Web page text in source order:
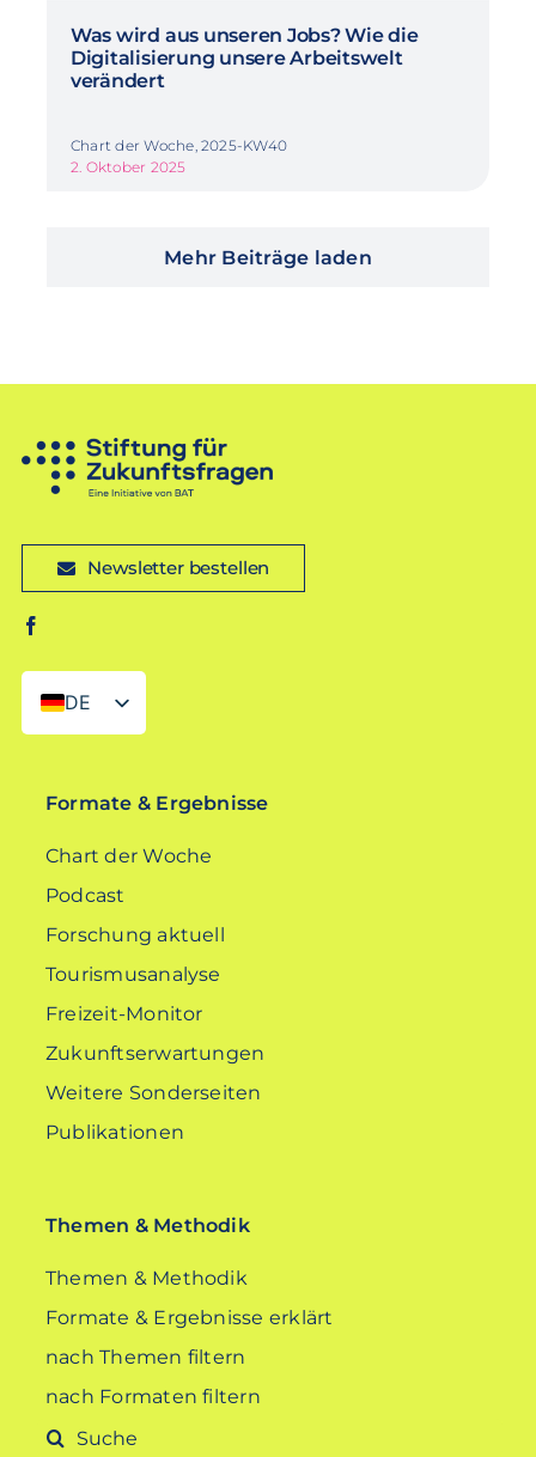
Was wird aus unseren Jobs? Wie die
Digitalisierung unsere Arbeitswelt
verändert
Chart der Woche, 2025-KW40
2. Oktober 2025
Mehr Beiträge laden
Newsletter bestellen
DE
EN
Formate & Ergebnisse
Chart der Woche
Podcast
Forschung aktuell
Tourismusanalyse
Freizeit-Monitor
Zukunftserwartungen
Weitere Sonderseiten
Publikationen
Themen & Methodik
Themen & Methodik
Formate & Ergebnisse erklärt
nach Themen filtern
nach Formaten filtern
Suche